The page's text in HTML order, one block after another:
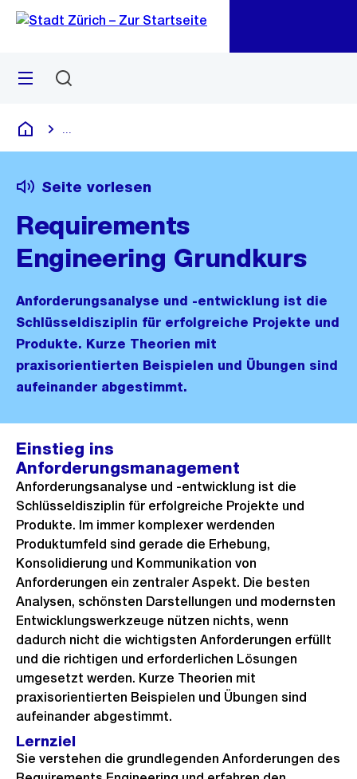
Navigation
Sprunglink
Menü
Deutsch
Seite vorlesen
Requirements
Engineering Grundkurs
Anforderungsanalyse und -entwicklung ist die
Schlüsseldisziplin für erfolgreiche Projekte und
Produkte. Kurze Theorien mit
praxisorientierten Beispielen und Übungen sind
aufeinander abgestimmt.
Einstieg ins
Anforderungsmanagement
Anforderungsanalyse und -entwicklung ist die
Schlüsseldisziplin für erfolgreiche Projekte und
Produkte. Im immer komplexer werdenden
Produktumfeld sind gerade die Erhebung,
Konsolidierung und Kommunikation von
Anforderungen ein zentraler Aspekt. Die besten
Analysen, schönsten Darstellungen und modernsten
Entwicklungswerkzeuge nützen nichts, wenn
dadurch nicht die wichtigsten Anforderungen erfüllt
und die richtigen und erforderlichen Lösungen
umgesetzt werden. Kurze Theorien mit
praxisorientierten Beispielen und Übungen sind
aufeinander abgestimmt.
Lernziel
Sie verstehen die grundlegenden Anforderungen des